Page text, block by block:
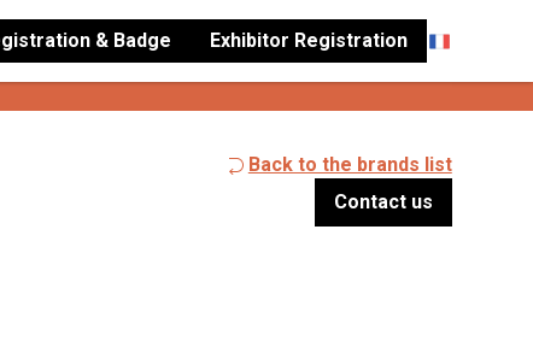
Exhibitor Registration
& Badge
Back to the brands list
Contact us